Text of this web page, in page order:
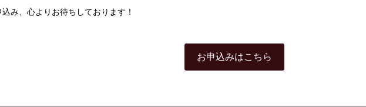
み、心よりお待ちしております！
お申込みはこちら